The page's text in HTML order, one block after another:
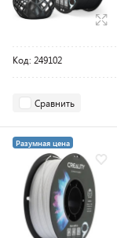
Код: 249102
Сравнить
Разумная цена